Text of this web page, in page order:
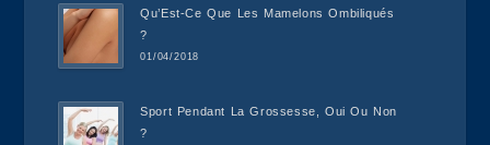
Qu’Est-Ce Que Les Mamelons Ombiliqués
?
01/04/2018
Sport Pendant La Grossesse, Oui Ou Non
?